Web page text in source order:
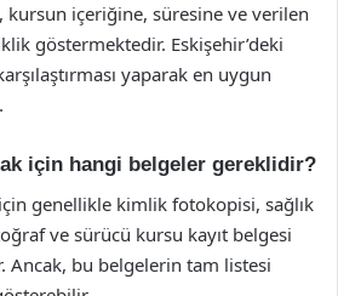
içeriğine, süresine ve verilen
göstermektedir. Eskişehir’deki
yaparak en uygun
için hangi belgeler gereklidir?
genellikle kimlik fotokopisi, sağlık
ve sürücü kursu kayıt belgesi
Ancak, bu belgelerin tam listesi